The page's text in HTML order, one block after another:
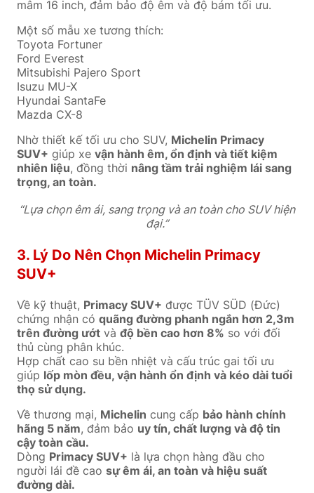
mâm 16 inch, đảm bảo độ êm và độ bám tối ưu.
Một số mẫu xe tương thích:
Toyota Fortuner
Ford Everest
Mitsubishi Pajero Sport
Isuzu MU-X
Hyundai SantaFe
Mazda CX-8
Nhờ thiết kế tối ưu cho SUV, Michelin Primacy
SUV+ giúp xe vận hành êm, ổn định và tiết kiệm
nhiên liệu, đồng thời nâng tầm trải nghiệm lái sang
trọng, an toàn.
“Lựa chọn êm ái, sang trọng và an toàn cho SUV hiện
đại.”
3. Lý Do Nên Chọn Michelin Primacy
SUV+
Về kỹ thuật, Primacy SUV+ được TÜV SÜD (Đức)
chứng nhận có quãng đường phanh ngắn hơn 2,3m
trên đường ướt và độ bền cao hơn 8% so với đối
thủ cùng phân khúc.
Hợp chất cao su bền nhiệt và cấu trúc gai tối ưu
giúp lốp mòn đều, vận hành ổn định và kéo dài tuổi
thọ sử dụng.
Về thương mại, Michelin cung cấp bảo hành chính
hãng 5 năm, đảm bảo uy tín, chất lượng và độ tin
cậy toàn cầu.
Dòng Primacy SUV+ là lựa chọn hàng đầu cho
người lái đề cao sự êm ái, an toàn và hiệu suất
đường dài.